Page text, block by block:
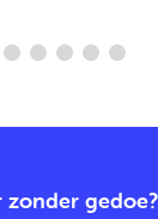
zonder